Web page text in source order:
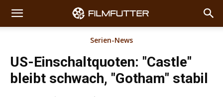
Serien-News
US-Einschaltquoten: "Castle"
bleibt schwach, "Gotham" stabil